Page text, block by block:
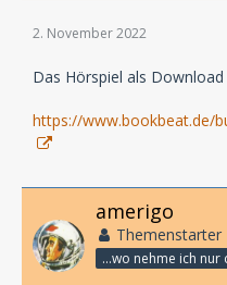
2. November 2022
Das Hörspiel als
https://www.bookbeat.de/
amerigo
Themenstarter